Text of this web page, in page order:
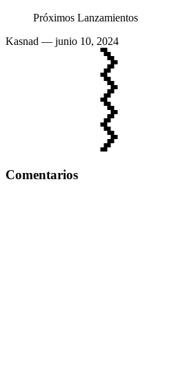
Próximos Lanzamientos
Kasnad — junio 10, 2024
Comentarios